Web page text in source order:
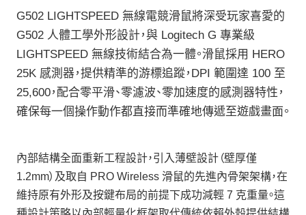
G502 LIGHTSPEED 無線電競滑鼠將深受玩家喜愛的
G502 人體工學外形設計，與 Logitech G 專業級
LIGHTSPEED 無線技術結合為一體。滑鼠採用 HERO
25K 感測器，提供精準的游標追蹤，DPI 範圍達 100 至
25,600，配合零平滑、零濾波、零加速度的感測器特性，
確保每一個操作動作都直接而準確地傳遞至遊戲畫面。
內部結構全面重新工程設計，引入薄壁設計（壁厚僅
1.2mm）及取自 PRO Wireless 滑鼠的先進內骨架架構，在
維持原有外形及按鍵布局的前提下成功減輕 7 克重量。這